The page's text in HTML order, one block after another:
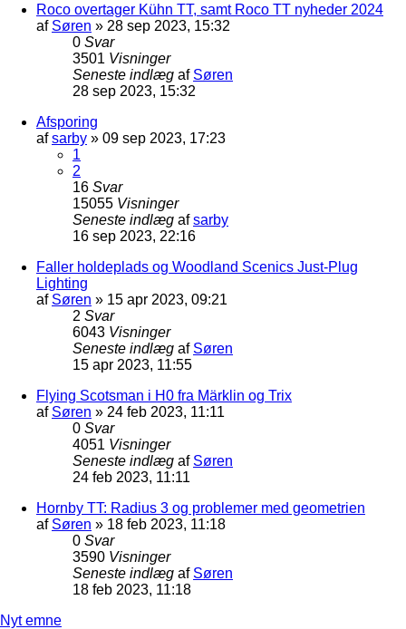
Roco overtager Kühn TT, samt Roco TT nyheder 2024
af Søren » 28 sep 2023, 15:32
0 Svar
3501 Visninger
Seneste indlæg af Søren
28 sep 2023, 15:32
Afsporing
afsarby » 09 sep 2023, 17:23
1
2
16 Svar
15055 Visninger
Seneste indlæg afsarby
16 sep 2023, 22:16
Faller holdeplads og Woodland Scenics Just-Plug
Lighting
af Søren » 15 apr 2023, 09:21
2 Svar
6043 Visninger
Seneste indlæg af Søren
15 apr 2023, 11:55
Flying Scotsman i H0 fra Märklin og Trix
af Søren » 24 feb 2023, 11:11
0 Svar
4051 Visninger
Seneste indlæg af Søren
24 feb 2023, 11:11
Hornby TT: Radius 3 og problemer med geometrien
af Søren » 18 feb 2023, 11:18
0 Svar
3590 Visninger
Seneste indlæg af Søren
18 feb 2023, 11:18
Nyt emne